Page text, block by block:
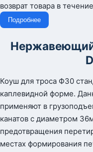
возврат товара в
Подробнее
Коуш для троса Ф30
каплевидной форме.
применяют в
канатов с диаметром
предотвращения
местах формирования